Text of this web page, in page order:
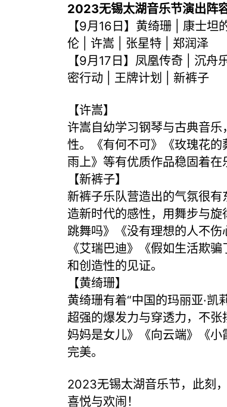
2023无锡太湖音乐节演出阵
【9月16日】黄绮珊 | 康士
伦 | 许嵩 | 张星特 | 郑润泽
【9月17日】凤凰传奇 | 沉
密行动 | 王牌计划 | 新裤子
【许嵩】
许嵩自幼学习钢琴与古典音
性。《有何不可》《玫瑰花
雨上》等有优质作品稳固着在
【新裤子】
新裤子乐队营造出的气氛很
造新时代的感性，用舞步与
跳舞吗》《没有理想的人不
《艾瑞巴迪》《假如生活欺
和创造性的见证。
【黄绮珊】
黄绮珊有着“中国的玛丽亚·凯
超强的爆发力与穿透力，不
妈妈是女儿》《向云端》《
完美。
2023无锡太湖音乐节，此刻
喜悦与欢闹！